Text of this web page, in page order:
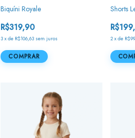
Biquíni Royale
R$319,90
3 xde R$106,63 sem juros
COMPRAR
Shorts
2 x de